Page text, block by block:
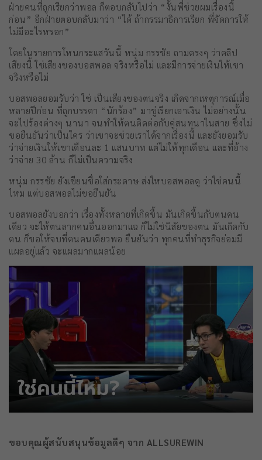
ฝ่ายคนที่ถูกเรียกว่าพอล ก็ตอบกลับไปว่า “งั้นพี่ช่วยผมเรื่องนี้
ก่อน” อีกฝ่ายตอบกลับมาว่า “ได้ ถ้ากรรมาธิการเรียก พี่จัดการให้
ไม่มีอะไรหรอก”
โดยในรายการโหนกระแสวันนี้ หนุ่ม กรรชัย ถามตรงๆ ว่าคลิป
เสียงนี้ ใช่เสียงของบอสพอล จริงหรือไม่ และมีการจ่ายเงินให้เขา
จริงหรือไม่
บอสพอลยอมรับว่า ใช่ เป็นเสียงของตนจริง เกิดจากเหตุการณ์เมื่อ
หลายปีก่อน ที่ถูกบรรดา “นักร้อง” มาขู่เรียกเอาเงิน ไม่อย่างนั้น
จะไปร้องต่างๆ นานา จนทำให้ตนติดต่อกับคู่สนทนาในสาย ซึ่งไม่
ขอยืนยันว่าเป็นใคร ว่าเขาจะช่วยเราได้จากเรื่องนี้ และยังยอมรับ
ว่าจ่ายเงินให้เขาเดือนละ 1 แสนบาท แต่ไม่ให้ทุกเดือน และที่อ้าง
ว่าจ่าย 30 ล้าน ก็ไม่เป็นความจริง
หนุ่ม กรรชัย ยังเขียนชื่อใส่กระดาษ ส่งใหบอสพอลดู ว่าใช่คนนี้
ไหม แต่บอสพอลไม่ขอยืนยัน
บอสพอลยังบอกว่า เรื่องทั้งหลายที่เกิดขึ้น มันเกิดขึ้นกับตนคน
เดียว จะให้ตนลากคนอื่นออกมาแฉ ก็ไม่ใช่นิสัยของตน มันเกิดกับ
ตน ก็ขอให้จบที่ตนคนเดียวพอ ยืนยันว่า ทุกคนที่ทำธุรกิจย่อมมี
แผลอยู่แล้ว จะแผลมากแผลน้อย
ขอบคุณผู้สนับสนุนข้อมูลดีๆ จาก ALLSUREWIN